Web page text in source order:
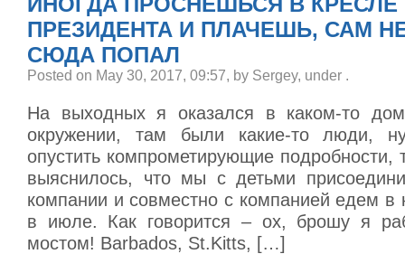
ПРЕЗИДЕНТА И ПЛАЧЕШЬ, САМ
СЮДА ПОПАЛ
Posted on May 30, 2017, 09:57, by Sergey, under .
На выходных я оказался в каком-то
окружении, там были какие-то люди,
опустить компрометирующие подробности,
выяснилось, что мы с детьми
компании и совместно с компанией едем в
в июле. Как говорится – ох, брошу я
мостом! Barbados, St.Kitts, […]